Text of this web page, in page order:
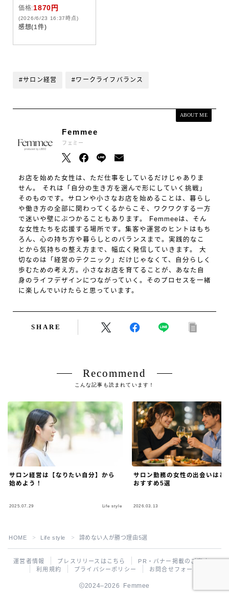
価格:1870円
(2026/6/23 16:37時点)
感想(1件)
#サロン経営 #ワークライフバランス
ABOUT ME
Femmee
フェミー
お店を始めた女性は、ただ仕事をしているだけじゃありま
せん。 それは「自分の生き方を選んで形にしていく挑戦」
そのものです。サロンや小さなお店を始めることは、暮らし
や働き方の全部に関わってくるからこそ、ワクワクする一方
で迷いや壁にぶつかることもあります。 Femmeeは、そん
な女性たちを応援する場所です。集客や運営のヒントはもち
ろん、心の持ち方や暮らしとのバランスまで。実践的なこ
とから気持ちの整え方まで、幅広く発信していきます。 大
切なのは「経営のテクニック」だけじゃなくて、自分らしく
歩むための考え方。小さなお店を育てることが、あなた自
身のライフデザインにつながっていく。そのプロセスを一緒
に楽しんでいけたらと思っています。
SHARE
Recommend
こんな記事も読まれています！
サロン経営は【なりたい自分】から
始めよう！
2025.07.29 Life style
サロン勤務の女性の出会いはど
おすすめ5選
2026.03.13
HOME ＞ Life style ＞ 諦めない人が勝つ理由5選
運営者情報 プレスリリースはこちら
PR・バナー掲載のご案内
利用規約
プライバシーポリシー お問合せフォーム
2024–2026 Femmee